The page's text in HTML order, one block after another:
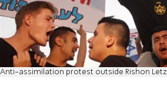
Anti-assimilation protest outside Rishon Letz